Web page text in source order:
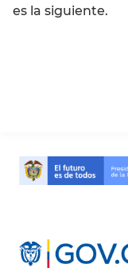
es la siguiente.